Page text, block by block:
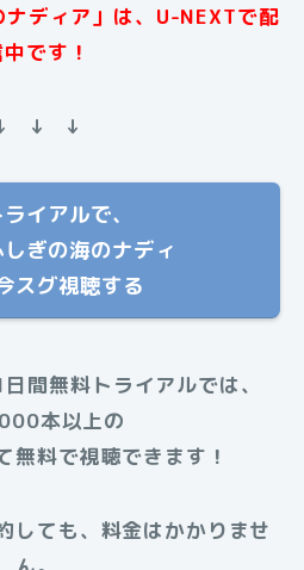
ディア」は、U-NEXTで配
です！
↓ ↓
イアルで、
ぎの海のナディ
スグ視聴する
間無料トライアルでは、
本以上の
無料で視聴できます！
しても、料金はかかりませ